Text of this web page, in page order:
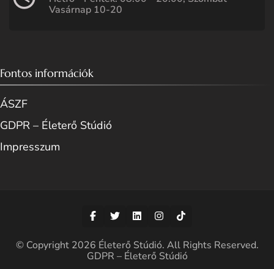
Vasárnap 10-20
Fontos információk
ÁSZF
GDPR – Életerő Stúdió
Impresszum
© Copyright 2026 Életerő Stúdió. All Rights Reserved.
GDPR – Életerő Stúdió